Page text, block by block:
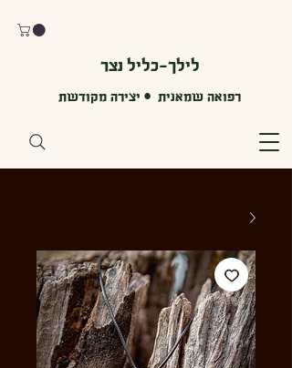
לילך-כליל נצר
רפואה שמאנית • יצירה מקודשת